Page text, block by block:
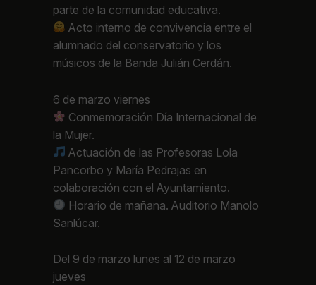
parte de la comunidad educativa.
Acto interno de convivencia entre el
alumnado del conservatorio y los
músicos de la Banda Julián Cerdán.
6 de marzo viernes
Conmemoración Día Internacional de
la Mujer.
Actuación de las Profesoras Lola
Pancorbo y María Pedrajas en
colaboración con el Ayuntamiento.
Horario de mañana. Auditorio Manolo
Sanlúcar.
Del 9 de marzo lunes al 12 de marzo
jueves